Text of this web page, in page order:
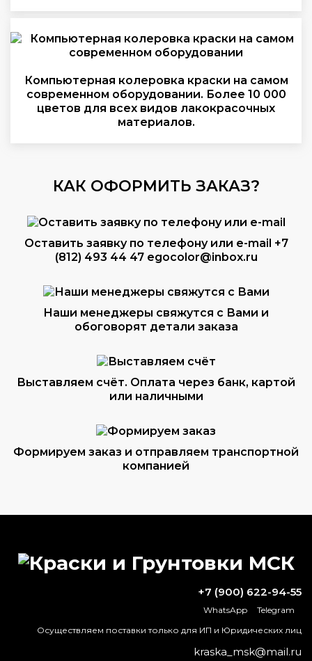
Компьютерная колеровка краски на самом
современном оборудовании. Более 10 000
цветов для всех видов лакокрасочных
материалов.
КАК ОФОРМИТЬ ЗАКАЗ?
Оставить заявку по телефону или e-mail +7
(812) 493 44 47 egocolor@inbox.ru
Наши менеджеры свяжутся с Вами и
обоговорят детали заказа
Выставляем счёт. Оплата через банк, картой
или наличными
Формируем заказ и отправляем транспортной
компанией
В чем недостаток алкидной краски?
Какой растворитель лучше растворяет
+7 (900) 622-94-55
WhatsApp
Telegram
Осуществляем поставки только для ИП и Юридических лиц
kraska_msk@mail.ru